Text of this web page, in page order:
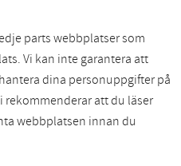
parts webbplatser som
Vi kan inte garantera att
dina personuppgifter på
att du läser
webbplatsen innan du